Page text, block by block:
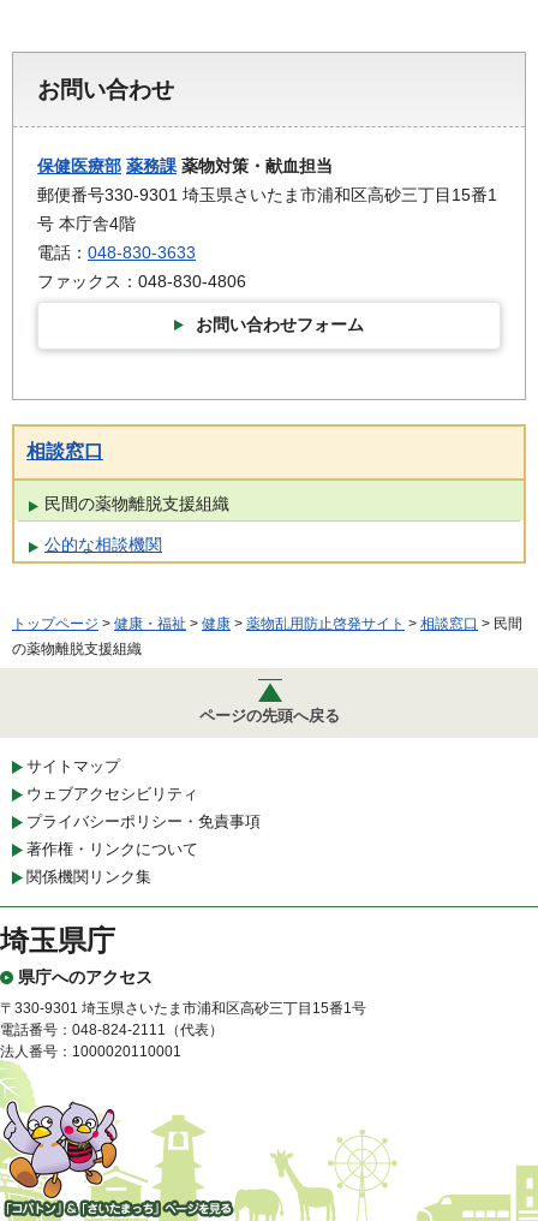
お問い合わせ
保健医療部 薬務課 薬物対策・献血担当
郵便番号330-9301 埼玉県さいたま市浦和区高砂三丁目15番1
号 本庁舎4階
電話： 048-830-3633
ファックス：048-830-4806
お問い合わせフォーム
相談窓口
民間の薬物離脱支援組織
公的な相談機関
トップページ > 健康・福祉 > 健康 > 薬物乱用防止啓発サイト > 相談窓口 > 民間
の薬物離脱支援組織
ページの先頭へ戻る
サイトマップ
ウェブアクセシビリティ
プライバシーポリシー・免責事項
著作権・リンクについて
関係機関リンク集
埼玉県庁
県庁へのアクセス
〒330-9301 埼玉県さいたま市浦和区高砂三丁目15番1号
電話番号：048-824-2111（代表）
法人番号：1000020110001
「コバトン」&「さいたまっ